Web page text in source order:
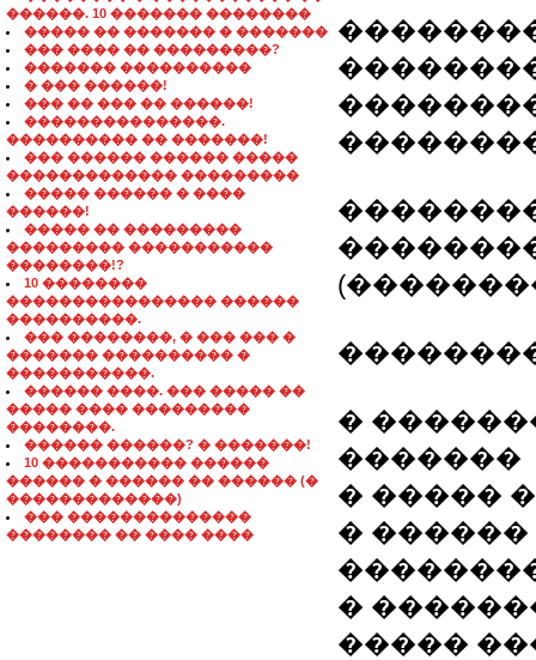
������. 10 ������� ��������
����� �� ������� � �������
��� ���� �� ���������?
������� ����������
� ��� ������!
��� �� ��� �� ������!
���������������.
���������� �� �������!
��� ������ ������ �����
������������� ���������
����� ������ � ����
������!
����� �� ���������
��������� �����������
��������!?
10 ��������
���������������� ������
����������.
��� ��������, � ��� ��� �
������� ���������� �
�����������.
������ ����. ��� ����� ��
����� ���� ���������
��������.
������ ������? � �������!
10 ����������� ������
������ � ������ �� ������ (�
�������������)
��� ��������������
�������� �� ���� ����
�
�������
� �����
�
�
�����